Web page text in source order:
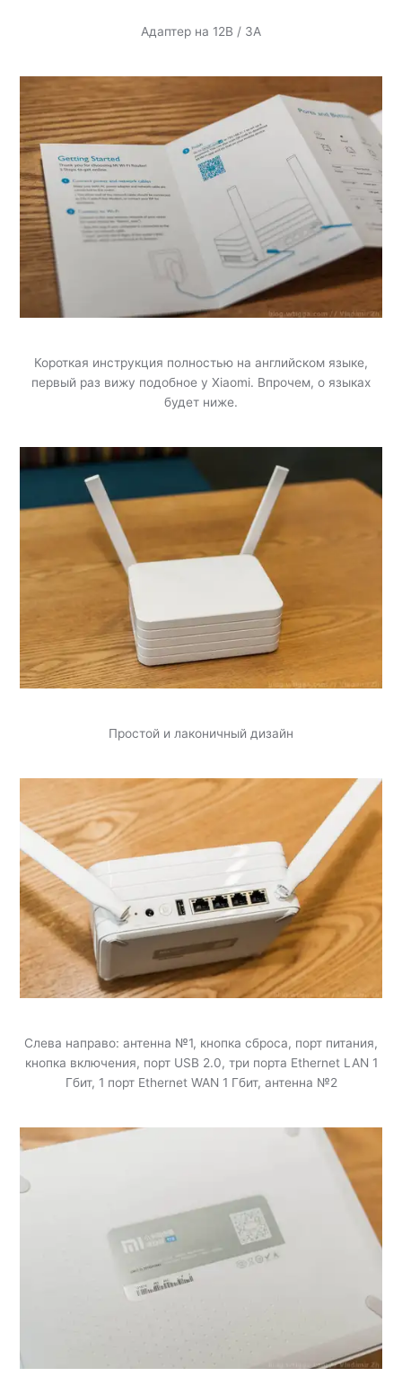
Адаптер на 12В / 3А
Короткая инструкция полностью на английском языке,
первый раз вижу подобное у Xiaomi. Впрочем, о языках
будет ниже.
Простой и лаконичный дизайн
Слева направо: антенна №1, кнопка сброса, порт питания,
кнопка включения, порт USB 2.0, три порта Ethernet LAN 1
Гбит, 1 порт Ethernet WAN 1 Гбит, антенна №2